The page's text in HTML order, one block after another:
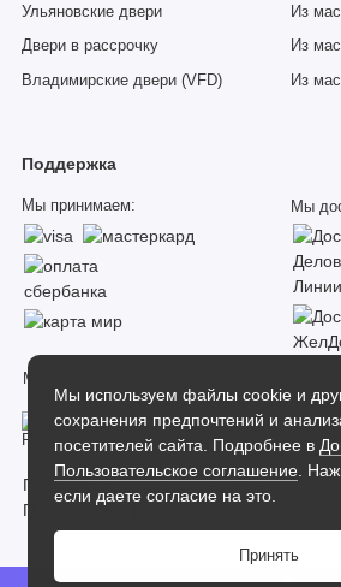
0
Мы используем файлы cookie и
сохранения предпочтений и
посетителей сайта. Подробнее в
Пользовательское соглашение .
если даете согласие на это.
Принять
Ульяновские двери
Двери в рассрочку
Владимирские двери (VFD)
Из
Из
Из
Поддержка
Мы принимаем: Мы
Мы в соцсетях:
Пользовательское соглашение
Политика конфиденциальности
Dverilab